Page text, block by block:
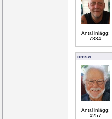
Antal inlägg:
7834
cmsw
Antal inlägg:
4257